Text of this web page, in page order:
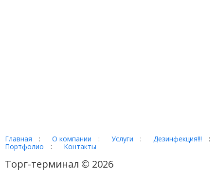
Главная : О компании : Услуги : Дезинфекция!!!
:
Портфолио
: Контакты
Торг-терминал © 2026